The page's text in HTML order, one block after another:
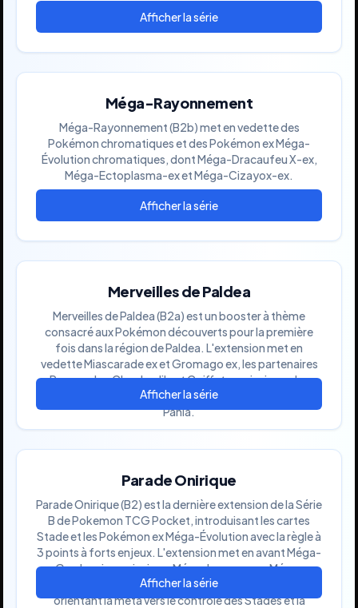
Méga-Rayonnement
Méga-Rayonnement (B2b) met en vedette des
Pokémon chromatiques et des Pokémon ex Méga-
Évolution chromatiques, dont Méga-Dracaufeu X-ex,
Méga-Ectoplasma-ex et Méga-Cizayox-ex.
Merveilles de Paldea
Merveilles de Paldea (B2a) est un booster à thème
consacré aux Pokémon découverts pour la première
fois dans la région de Paldea. L'extension met en
vedette Miascarade ex et Gromago ex, les partenaires
Poussacha, Chochodile et Coiffeton, ainsi que des
cartes Supporter comme Mashynn, Menzi, Pepper et
Pania.
Parade Onirique
Parade Onirique (B2) est la dernière extension de la Série
B de Pokemon TCG Pocket, introduisant les cartes
Stade et les Pokémon ex Méga-Évolution avec la règle à
3 points à forts enjeux. L'extension met en avant Méga-
Gardevoir ex, ainsi que Méga-Laggron ex, Méga-
Mysdibule ex et Ogerpon Masque Turquoise ex,
orientant la méta vers le contrôle des Stades et la